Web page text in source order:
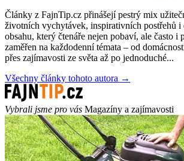
Články z FajnTip.cz přinášejí pestrý mix
životních vychytávek, inspirativních postřehů i
obsahu, který čtenáře nejen pobaví, ale často i
zaměřen na každodenní témata – od
přes zajímavosti ze světa až po jednoduché...
Všechny články tohoto autora →
Vybrali jsme pro vás Magazíny a zajímavosti